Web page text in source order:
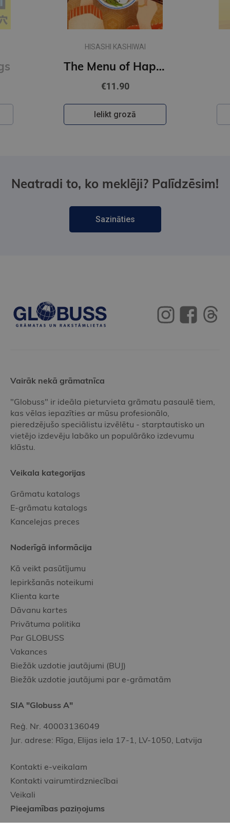
HISASHI KASHIWAI
The Menu of Happiness
€11.90
Ielikt grozā
Neatradi to, ko meklēji? Palīdzēsim!
Sazināties
Vairāk nekā grāmatnīca
"Globuss" ir ideāla pieturvieta grāmatu pasaulē tiem,
kas vēlas iepazīties ar mūsu profesionālo,
pieredzējušo speciālistu izvēlētu - starptautisko un
vietējo izdevēju labāko un populārāko izdevumu
klāstu.
Veikala kategorijas
Grāmatu katalogs
E-grāmatu katalogs
Kancelejas preces
Noderīgā informācija
Kā veikt pasūtījumu
Iepirkšanās noteikumi
Klienta karte
Dāvanu kartes
Privātuma politika
Par GLOBUSS
Vakances
Biežāk uzdotie jautājumi (BUJ)
Biežāk uzdotie jautājumi par e-grāmatām
SIA "Globuss A"
Reģ. Nr. 40003136049
Jur. adrese: Rīga, Elijas iela 17-1, LV-1050, Latvija
Kontakti e-veikalam
Kontakti vairumtirdzniecībai
Veikali
Pieejamības paziņojums